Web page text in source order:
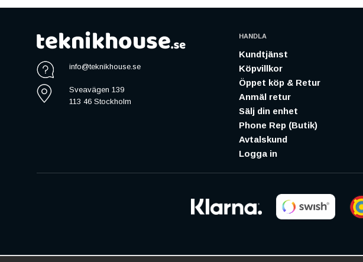
info@teknikhouse.se
Sveavägen 139
113 46 Stockholm
HANDLA
Kundtjänst
Köpvillkor
Öppet köp & Retur
Anmäl retur
Sälj din enhet
Phone Rep (Butik)
Avtalskund
Logga in